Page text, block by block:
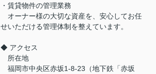
・賃貸物件の管理業務
オーナー様の大切な資産を、安心してお任
せいただける管理体制を整えています。
◆ アクセス
所在地
福岡市中央区赤坂1-8-23（地下鉄「赤坂